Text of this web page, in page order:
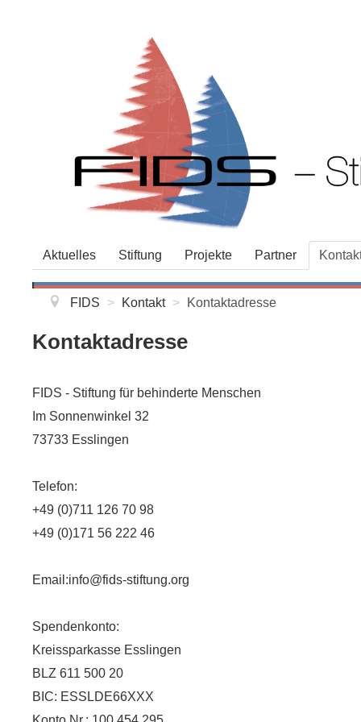
Aktuelles Stiftung Projekte Partner
FIDS > Kontakt > Kontaktadresse
Kontaktadresse
FIDS - Stiftung für behinderte Menschen
Im Sonnenwinkel 32
73733 Esslingen
Telefon:
+49 (0)711 126 70 98
+49 (0)171 56 222 46
Email:info@fids-stiftung.org
Spendenkonto:
Kreissparkasse Esslingen
BLZ 611 500 20
BIC: ESSLDE66XXX